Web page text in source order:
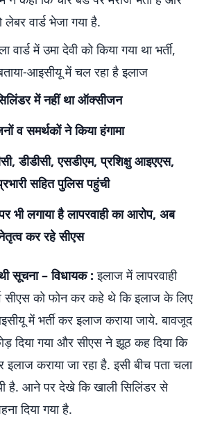
वार्ड भेजा गया है.
में उमा देवी को किया गया था भर्ती,
आइसीयू में चल रहा है इलाज
में नहीं था ऑक्सीजन
व समर्थकों ने किया हंगामा
डीडीसी, एसडीएम, प्रशिक्षु आइएएस,
सहित पुलिस पहुंची
भी लगाया है लापरवाही का आरोप, अब
कर रहे सीएस
सूचना – विधायक :इलाज में लापरवाही
सीएस को फोन कर कहे थे कि इलाज के लिए
में भर्ती कर इलाज कराया जाये. बावजूद
दिया गया और सीएस ने झूठ कह दिया कि
इलाज कराया जा रहा है. इसी बीच पता चला
है. आने पर देखे कि खाली सिलिंडर से
दिया गया है.